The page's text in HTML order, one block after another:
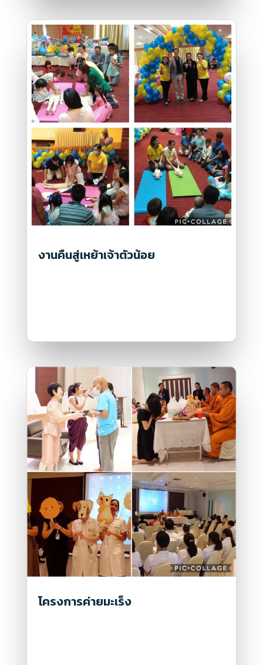
งานคืนสู่เหย้าเจ้าตัวน้อย
โครงการค่ายมะเร็ง